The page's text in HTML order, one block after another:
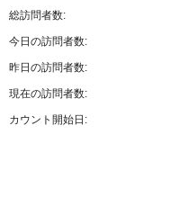
総訪問者数:
今日の訪問者数:
昨日の訪問者数:
現在の訪問者数:
カウント開始日: